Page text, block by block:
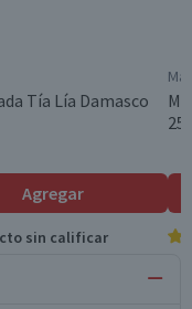
Tía Lía Damasco
Agregar
sin calificar